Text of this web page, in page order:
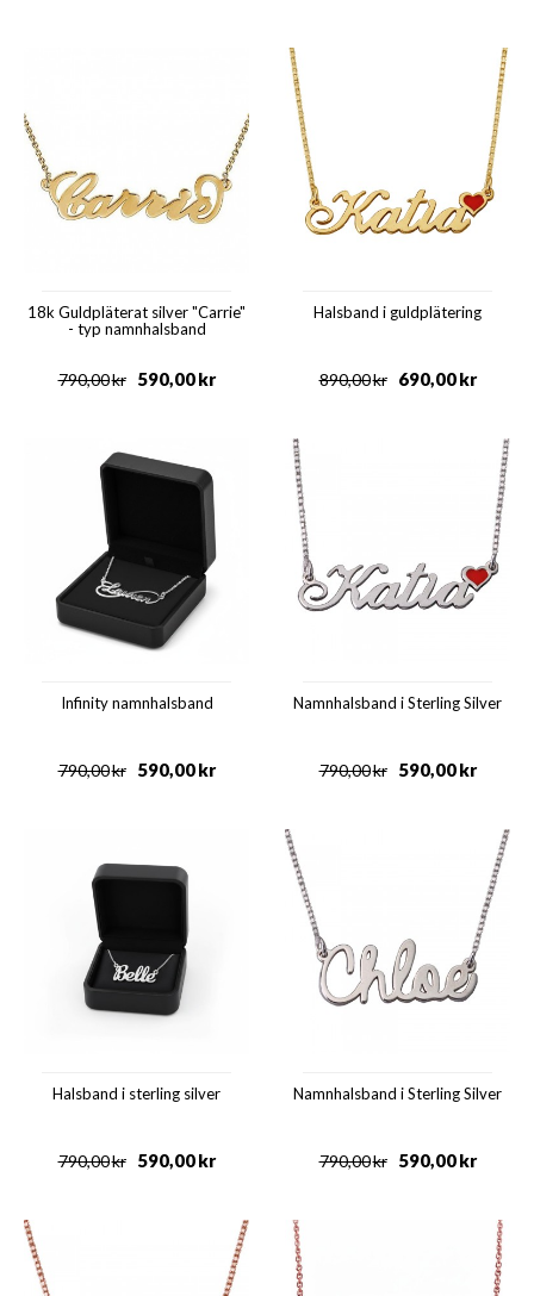
18k Guldpläterat silver "Carrie"
- typ namnhalsband
kr
790,00 kr
590,00
Halsband i guldplätering
kr
890,00 kr
690,00
Infinity namnhalsband
kr
790,00 kr
590,00
Namnhalsband i Sterling Silver
kr
790,00 kr
590,00
Halsband i sterling silver
kr
790,00 kr
590,00
Namnhalsband i Sterling Silver
kr
790,00 kr
590,00